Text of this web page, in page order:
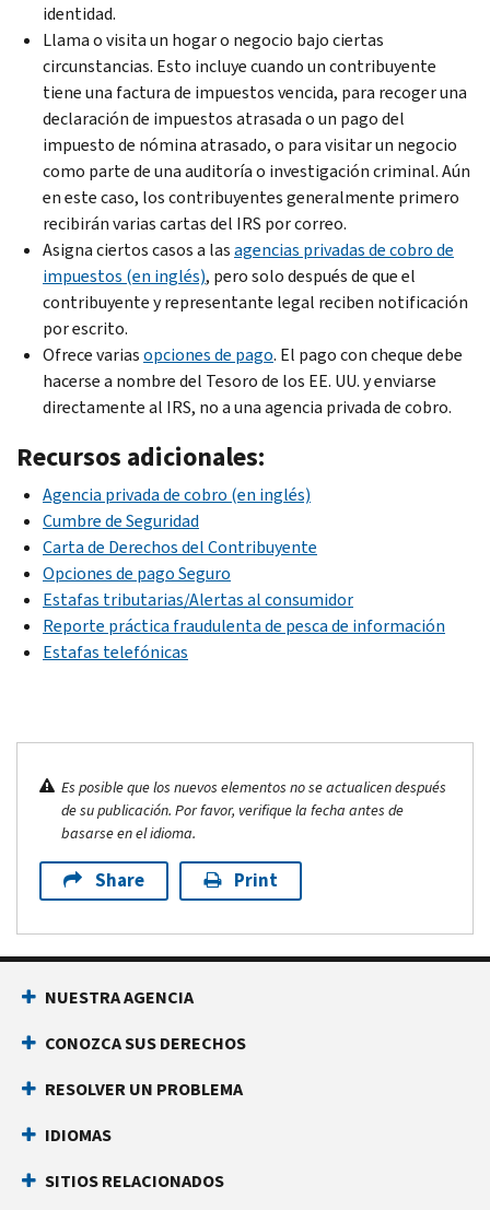
identidad.
Llama o visita un hogar o negocio bajo ciertas
circunstancias. Esto incluye cuando un contribuyente
tiene una factura de impuestos vencida, para recoger una
declaración de impuestos atrasada o un pago del
impuesto de nómina atrasado, o para visitar un negocio
como parte de una auditoría o investigación criminal. Aún
en este caso, los contribuyentes generalmente primero
recibirán varias cartas del IRS por correo.
Asigna ciertos casos a lasagencias privadas de cobro de
impuestos (en inglés), pero solo después de que el
contribuyente y representante legal reciben notificación
por escrito.
Ofrece variasopciones de pago. El pago con cheque debe
hacerse a nombre del Tesoro de los EE. UU. y enviarse
directamente al IRS, no a una agencia privada de cobro.
Recursos adicionales:
Agencia privada de cobro (en inglés)
Cumbre de Seguridad
Carta de Derechos del Contribuyente
Opciones de pago Seguro
Estafas tributarias/Alertas al consumidor
Reporte práctica fraudulenta de pesca de información
Estafas telefónicas
Es posible que los nuevos elementos no se actualicen después
de su publicación. Por favor, verifique la fecha antes de
basarse en el idioma.
Share Print
NUESTRA AGENCIA
CONOZCA SUS DERECHOS
RESOLVER UN PROBLEMA
IDIOMAS
SITIOS RELACIONADOS